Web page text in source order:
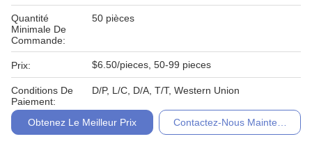
Quantité
Minimale De
Commande:
50 pièces
Prix: $6.50/pieces, 50-99 pieces
Conditions De
Paiement:
D/P, L/C, D/A, T/T, Western Union
Obtenez Le Meilleur Prix Contactez-Nous Maintenant